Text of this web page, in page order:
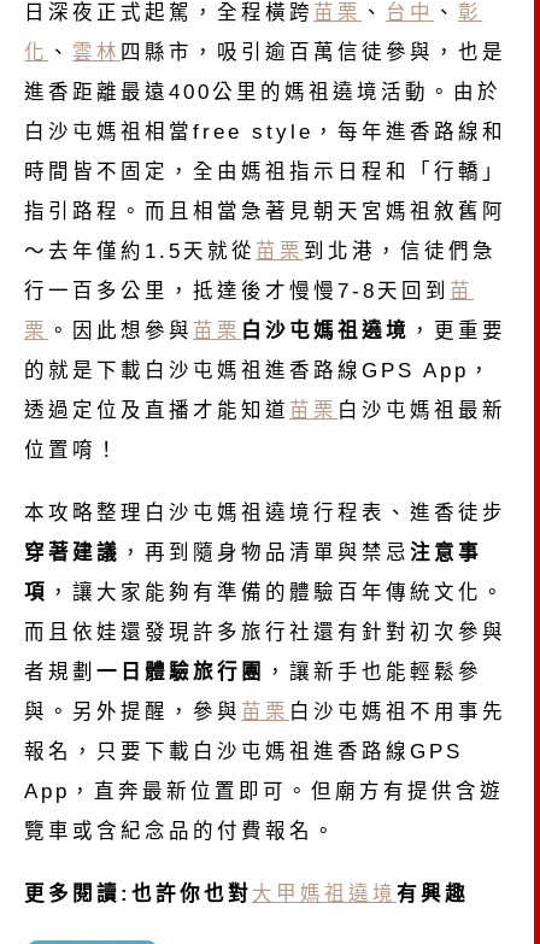
日深夜正式起駕，全程橫跨 苗栗 、 台中 、 彰
化 、 雲林 四縣市，吸引逾百萬信徒參與，也是
進香距離最遠400公里的媽祖遶境活動。由於
白沙屯媽祖相當free style，每年進香路線和
時間皆不固定，全由媽祖指示日程和「行轎」
指引路程。而且相當急著見朝天宮媽祖敘舊阿
～去年僅約1.5天就從 苗栗 到北港，信徒們急
行一百多公里，抵達後才慢慢7-8天回到 苗
栗 。因此想參與 苗栗 白沙屯媽祖遶境 ，更重要
的就是下載白沙屯媽祖進香路線GPS App，
透過定位及直播才能知道 苗栗 白沙屯媽祖最新
位置唷！
本攻略整理白沙屯媽祖遶境行程表、進香徒步
穿著建議 ，再到隨身物品清單與禁忌 注意事
項 ，讓大家能夠有準備的體驗百年傳統文化。
而且依娃還發現許多旅行社還有針對初次參與
者規劃 一日體驗旅行團
，讓新手也能輕鬆參
與。另外提醒，參與 苗栗 白沙屯媽祖不用事先
報名，只要下載白沙屯媽祖進香路線GPS
App，直奔最新位置即可。但廟方有提供含遊
覽車或含紀念品的付費報名。
更多閱讀:也許你也對 大甲媽祖遶境 有興趣